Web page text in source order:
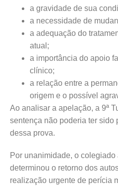
a gravidade de sua
a necessidade de
a adequação do
atual;
a importância do apoio
clínico;
a relação entre a
origem e o possível
Ao analisar a apelação, a 9ª
sentença não poderia ter sido
dessa prova.
Por unanimidade, o
determinou o retorno dos
realização urgente de perícia